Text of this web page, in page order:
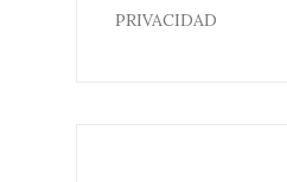
PRIVACIDAD